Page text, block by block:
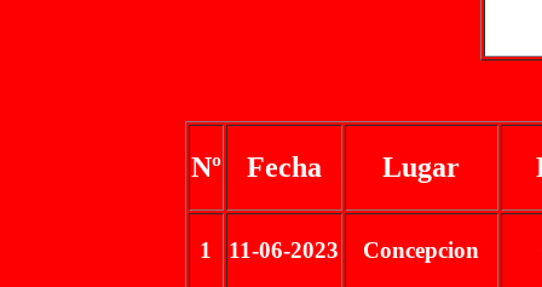
Nº Fecha Lugar
1 11-06-2023 Concepcion